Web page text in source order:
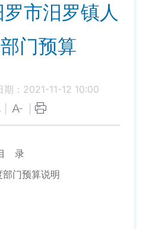
市汨罗镇人
门预算
期：2021-11-12 10:00
录
门预算说明